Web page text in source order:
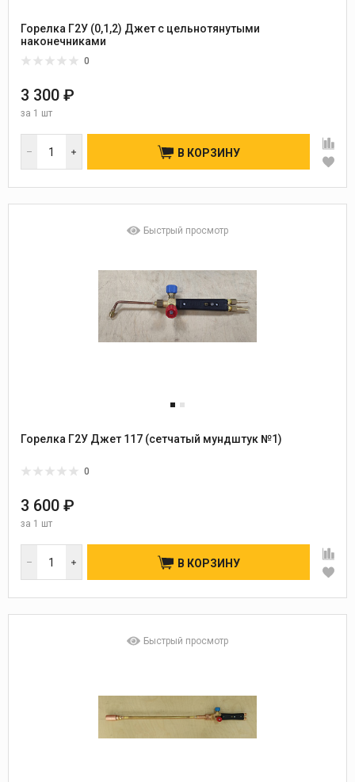
Горелка Г2У (0,1,2) Джет с цельнотянутыми
наконечниками
0
3 300 ₽
за 1 шт
В КОРЗИНУ
Быстрый просмотр
Горелка Г2У Джет 117 (сетчатый мундштук №1)
0
3 600 ₽
за 1 шт
В КОРЗИНУ
Быстрый просмотр